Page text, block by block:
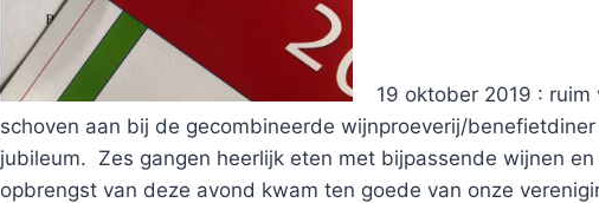
19 oktober 2019 : ruim
schoven aan bij de gecombineerde wijnproeverij/
jubileum. Zes gangen heerlijk eten met bijpassende wijnen
opbrengst van deze avond kwam ten goede van onze